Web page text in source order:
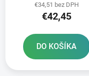
€34,51 bez DPH
€42,45
DO KOŠÍKA